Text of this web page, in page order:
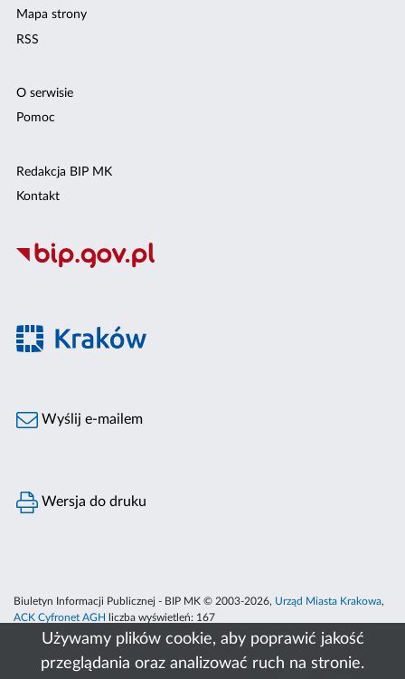
Używamy plików cookie, aby poprawić jakość
przeglądania oraz analizować ruch na stronie.
Mapa strony
RSS
O serwisie
Pomoc
Redakcja BIP MK
Kontakt
Wyślij e-mailem
Wersja do druku
Biuletyn Informacji Publicznej - BIP MK © 2003-2026, Urząd Miasta Krakowa,
ACK Cyfronet AGH
liczba wyświetleń: 167